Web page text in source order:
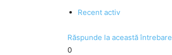
Recent activ
Răspunde la această întrebare
0